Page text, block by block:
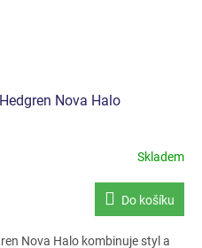
Nova Halo
Skladem
Do košíku
Nova Halo kombinuje styl a